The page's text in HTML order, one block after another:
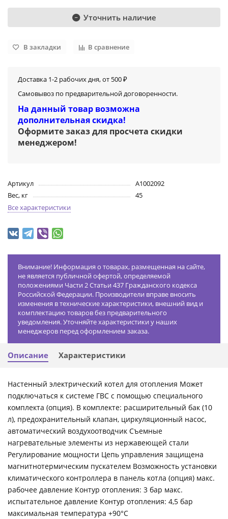
Уточнить наличие
В закладки В сравнение
Доставка 1-2 рабочих дня, от 500 ₽
Самовывоз по предварительной договоренности.
На данный товар возможна
дополнительная скидка!
Оформите заказ для просчета скидки
менеджером!
Артикул
A1002092
Вес, кг
45
Все характеристики
Внимание! Информация о товарах, размещенная на сайте,
не является публичной офертой, определяемой
положениями Части 2 Статьи 437 Гражданского кодекса
Российской Федерации. Производители вправе вносить
изменения в технические характеристики, внешний вид и
комплектацию товаров без предварительного
уведомления. Уточняйте характеристики у наших
менеджеров перед оформлением заказа.
Описание Характеристики
Настенный электрический котел для отопления Может
подключаться к системе ГВС с помощью специального
комплекта (опция). В комплекте: расширительный бак (10
л), предохранительный клапан, циркуляционный насос,
автоматический воздухоотводчик Съемные
нагревательные элементы из нержавеющей стали
Регулирование мощности Цепь управления защищена
магнитнотермическим пускателем Возможность установки
климатического контроллера в панель котла (опция) макс.
рабочее давление Контур отопления: 3 бар макс.
испытательное давление Контур отопления: 4,5 бар
максимальная температура +90°C